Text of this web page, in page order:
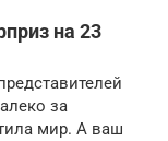
на 23
за
мир. А ваш